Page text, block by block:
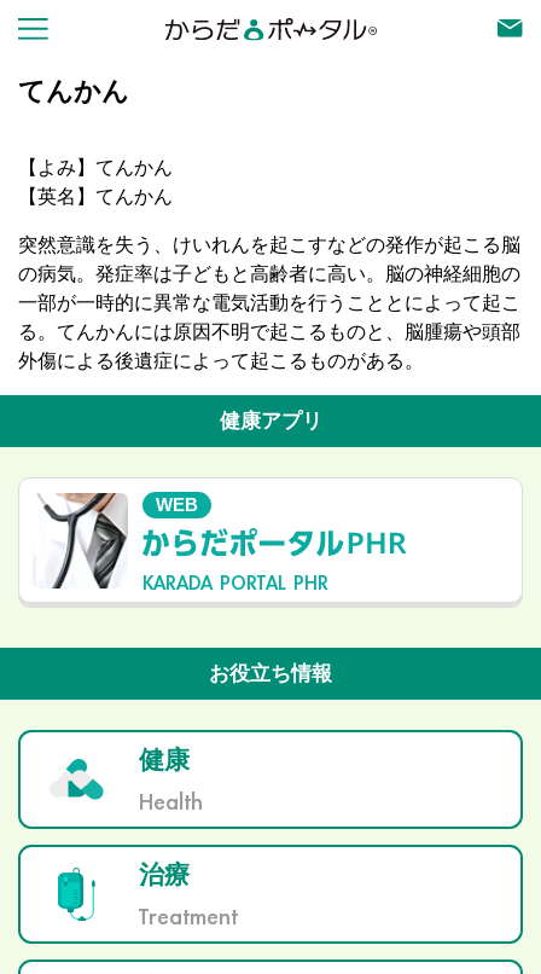
てんかん
【よみ】てんかん
【英名】てんかん
突然意識を失う、けいれんを起こすなどの発作が起こる脳
の病気。発症率は子どもと高齢者に高い。脳の神経細胞の
一部が一時的に異常な電気活動を行うこととによって起こ
る。てんかんには原因不明で起こるものと、脳腫瘍や頭部
外傷による後遺症によって起こるものがある。
健康アプリ
WEB
KARADA PORTAL PHR
お役立ち情報
健康
Health
治療
Treatment